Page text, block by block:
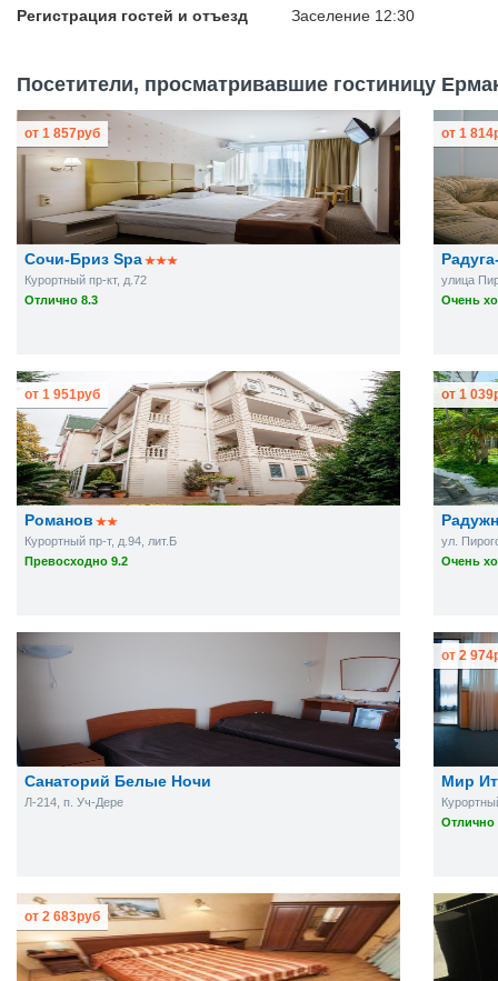
Регистрация гостей и отъезд Заселение 12:30
Посетители, просматривавшие гостиницу
Сочи-Бриз Spa
Курортный пр-кт, д.72
Отлично 8.3
от 1 857руб
улица
Очень
от 1 814
Романов
Курортный пр-т, д.94, лит.Б
Превосходно 9.2
от 1 951руб
ул.
Очень
от 1 039
Санаторий Белые Ночи
Л-214, п. Уч-Дере
Мир Ит
Отлично
от 2 974
от 2 683руб